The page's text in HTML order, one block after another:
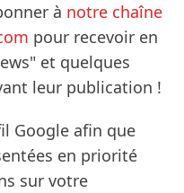
à notre chaîne
pour recevoir en
et quelques
leur publication !
Google afin que
en priorité
sur votre